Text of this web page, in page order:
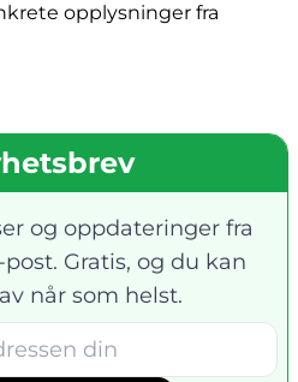
opplysninger fra
og oppdateringer fra
post. Gratis, og du kan
når som helst.